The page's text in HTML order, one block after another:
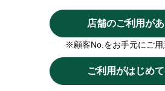
店舗のご利用が
※顧客No.をお手元にご用
ご利用がはじめ